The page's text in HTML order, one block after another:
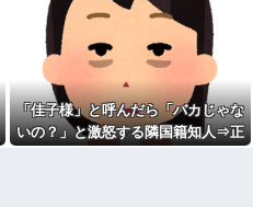
てショックを受けたことがあっ
【ネット史】「鏡の中のアク
トレス事件」夫は正しかったの
に、なぜ喧嘩は終わらなかった
のか
【旦那の反応がコレ】夫の女
友達との闇交際が発覚？！その
恐ろしい内容が…ｗｗｗｗ
周囲が動き出して…
「佳子様」と呼んだら「バカじゃな
いの？」と激怒する隣国籍知人⇒正